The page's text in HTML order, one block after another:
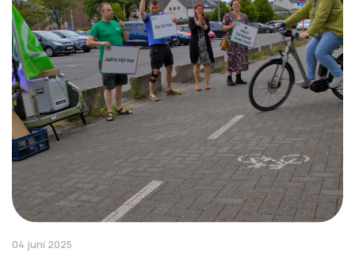
04 juni 2025